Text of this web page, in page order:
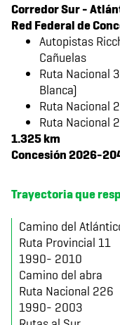
Corredor Sur -
Red Federal de
Autopistas
Cañuelas
Ruta Nacional
Blanca)
Ruta Nacional
Ruta Nacional
1.325 km
Concesión 2026-
Trayectoria que
Camino del
Ruta Provincial 11
1990- 2010
Camino del abra
Ruta Nacional 226
1990- 2003